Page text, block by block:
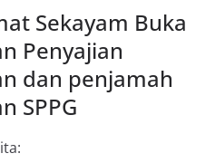
Sekayam Buka
Penyajian
dan penjamah
SPPG